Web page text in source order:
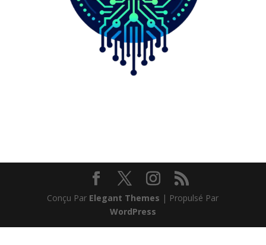
Conçu Par Elegant Themes | Propulsé Par
WordPress